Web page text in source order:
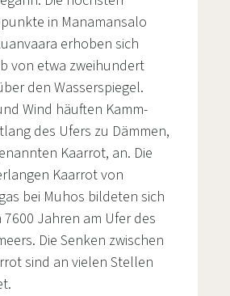
in Manamansalo
erhoben sich
von etwa zweihundert
den Wasserspiegel.
Wind häuften Kamm-
des Ufers zu Dämmen,
Kaarrot, an. Die
Kaarrot von
bei Muhos bildeten sich
Jahren am Ufer des
Die Senken zwischen
sind an vielen Stellen